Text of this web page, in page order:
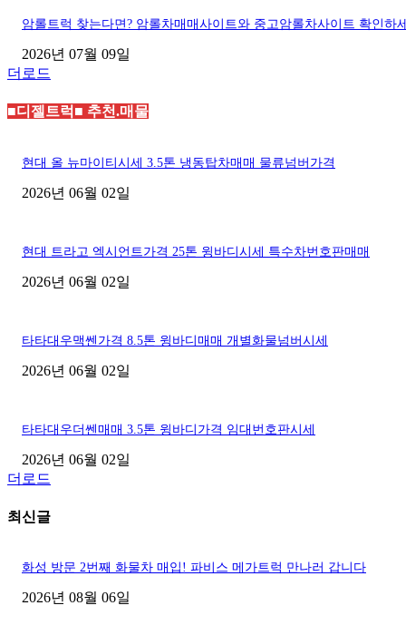
암롤트럭 찾는다면? 암롤차매매사이트와 중고암롤차사이트 확인하
2026년 07월 09일
더로드
■디젤트럭■ 추천.매물
현대 올 뉴마이티시세 3.5톤 냉동탑차매매 물류넘버가격
2026년 06월 02일
현대 트라고 엑시언트가격 25톤 윙바디시세 특수차번호판매매
2026년 06월 02일
타타대우맥쎈가격 8.5톤 윙바디매매 개별화물넘버시세
2026년 06월 02일
타타대우더쎈매매 3.5톤 윙바디가격 임대번호판시세
2026년 06월 02일
더로드
최신글
화성 방문 2번째 화물차 매입! 파비스 메가트럭 만나러 갑니다
2026년 08월 06일